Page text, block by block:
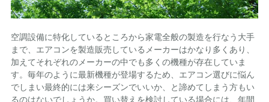
空調設備に特化しているところから家電全般の製造を行なう大手
まで、エアコンを製造販売しているメーカーはかなり多くあり、
加えてそれぞれのメーカーの中でも多くの機種が存在していま
す。毎年のように最新機種が登場するため、エアコン選びに悩ん
でしまい最終的には来シーズンでいいか、と諦めてしまう方もい
るのはないでしょうか。買い替えを検討している場合には、年間